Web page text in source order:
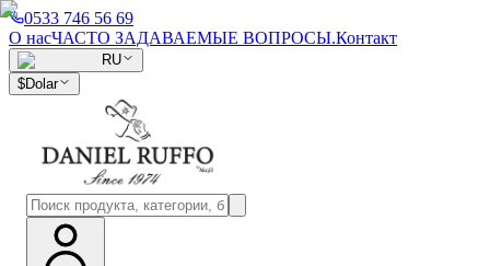
0533 746 56 69
О насЧАСТО ЗАДАВАЕМЫЕ ВОПРОСЫ.Контакт
RU
$Dolar